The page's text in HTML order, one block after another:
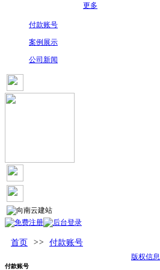
更多
付款账号
案例展示
公司新闻
首页 >> 付款账号
付款账号
版权信息